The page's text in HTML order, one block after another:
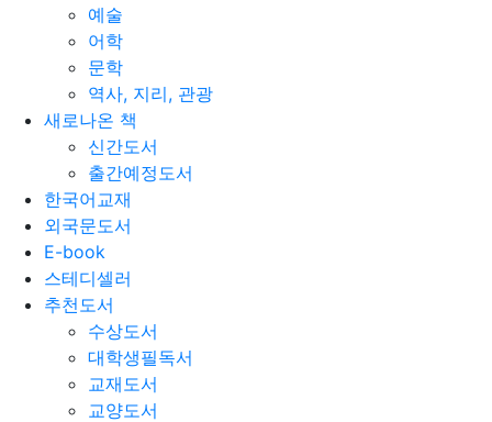
예술
어학
문학
역사, 지리, 관광
새로나온 책
신간도서
출간예정도서
한국어교재
외국문도서
E-book
스테디셀러
추천도서
수상도서
대학생필독서
교재도서
교양도서